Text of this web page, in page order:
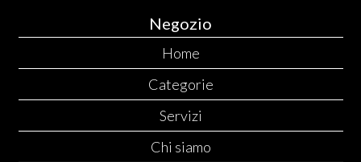
Negozio
Home
Categorie
Servizi
Chi siamo